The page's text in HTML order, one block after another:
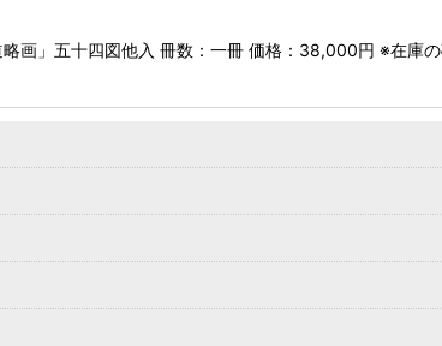
」五十四図他入 冊数：一冊 価格：38,000円 ※在庫